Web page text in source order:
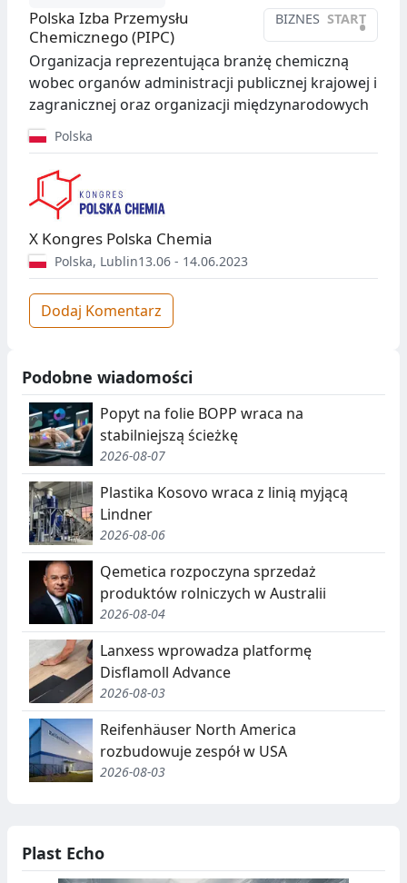
BIZNES START
•
Polska Izba Przemysłu
Chemicznego (PIPC)
Organizacja reprezentująca branżę chemiczną
wobec organów administracji publicznej krajowej i
zagranicznej oraz organizacji międzynarodowych
Polska
X Kongres Polska Chemia
Polska, Lublin13.06 - 14.06.2023
Dodaj Komentarz
Podobne wiadomości
Popyt na folie BOPP wraca na
stabilniejszą ścieżkę
2026-08-07
Plastika Kosovo wraca z linią myjącą
Lindner
2026-08-06
Qemetica rozpoczyna sprzedaż
produktów rolniczych w Australii
2026-08-04
Lanxess wprowadza platformę
Disflamoll Advance
2026-08-03
Reifenhäuser North America
rozbudowuje zespół w USA
2026-08-03
Plast Echo